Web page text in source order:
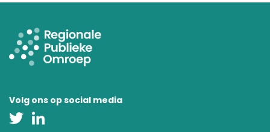
Volg ons op social media